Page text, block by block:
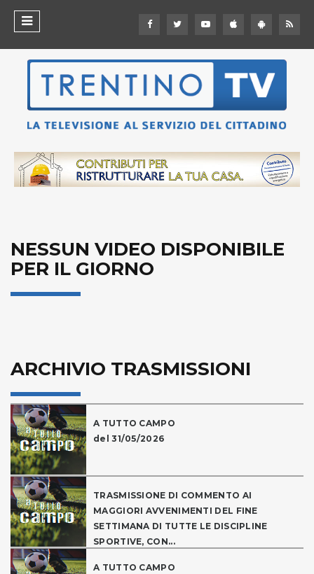
NESSUN VIDEO DISPONIBILE
PER IL GIORNO
ARCHIVIO TRASMISSIONI
A TUTTO CAMPO
del 31/05/2026
TRASMISSIONE DI COMMENTO AI
MAGGIORI AVVENIMENTI DEL FINE
SETTIMANA DI TUTTE LE DISCIPLINE
SPORTIVE, CON...
A TUTTO CAMPO